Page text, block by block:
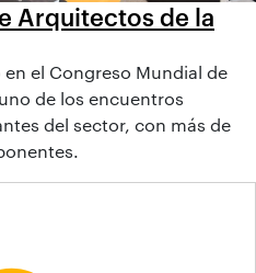
Arquitectos de la
el Congreso Mundial de
de los encuentros
del sector, con más de